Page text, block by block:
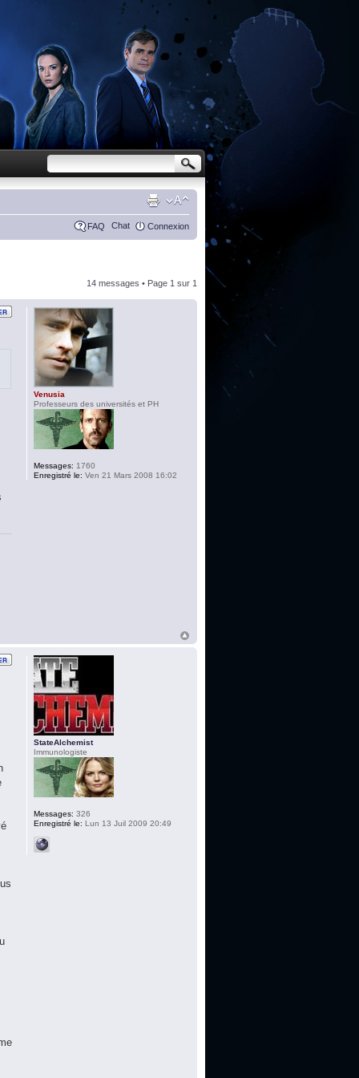
FAQ Chat Connexion
14 messages • Page 1 sur 1
Venusia
Professeurs des universités et PH
Messages: 1760
Enregistré le: Ven 21 Mars 2008 16:02
StateAlchemist
Immunologiste
Messages: 326
Enregistré le: Lun 13 Juil 2009 20:49